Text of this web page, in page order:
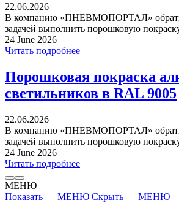
22.06.2026
В компанию «ПНЕВМОПОРТАЛ»
задачей выполнить порошковую
24 June 2026
Читать подробнее
Порошковая покраска
светильников в RAL 9005
22.06.2026
В компанию «ПНЕВМОПОРТАЛ»
задачей выполнить порошковую
24 June 2026
Читать подробнее
МЕНЮ
Показать — МЕНЮ Скрыть — МЕНЮ